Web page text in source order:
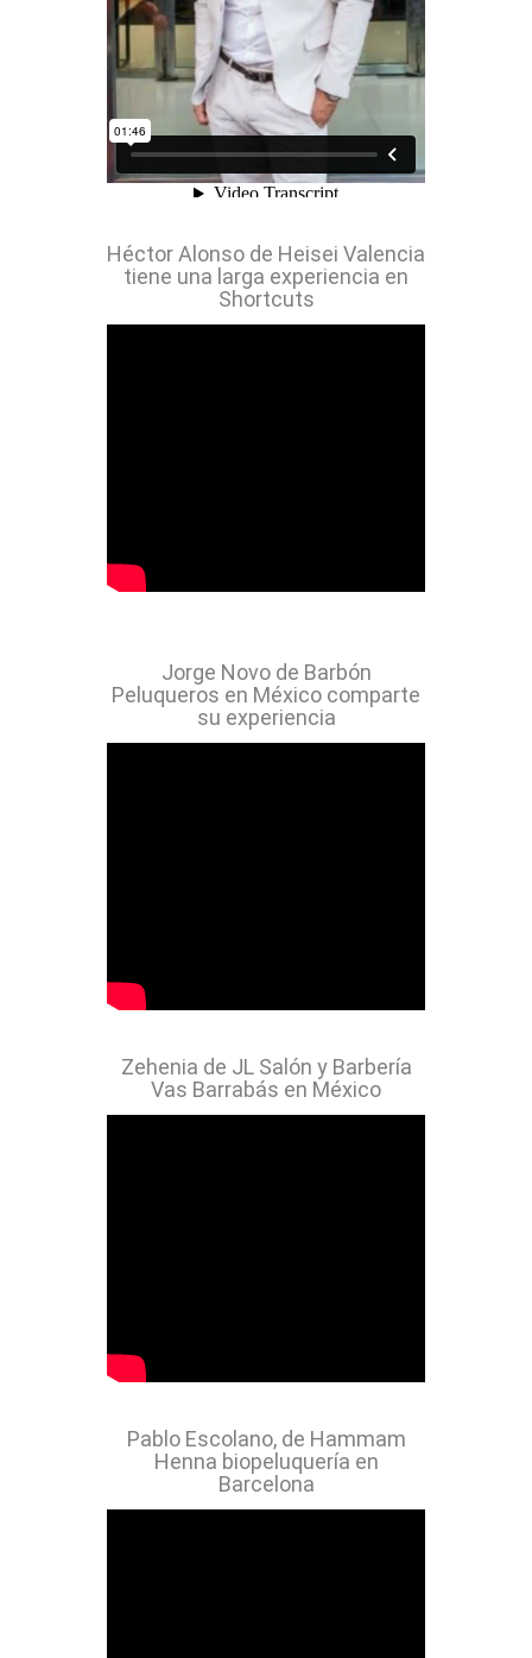
Héctor Alonso de Heisei Valencia
tiene una larga experiencia en
Shortcuts
Jorge Novo de Barbón
Peluqueros en México comparte
su experiencia
Zehenia de JL Salón y Barbería
Vas Barrabás en México
Pablo Escolano, de Hammam
Henna biopeluquería en
Barcelona